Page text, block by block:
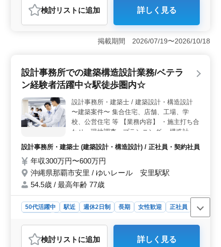
おすすめポイント
＜構造設計業務の特徴＞ 経験豊富なベテランの方々が
活躍している環境で、構造設計業務に従事していただけ
ます。1級建築士の方は優遇され、完全週休2日制で働き
やすい環境です。 ＜業務内容と特色＞ 公園、運動
調査、プランニング、構造計算、設計監理まで幅広い業
務を行います。CAD操作も行います。 ＜応募条件と
待遇＞ 2級建築士以上の資格をお持ちで、建築設計業務
経験が6年以上ある方を求めています。CAD経験者は歓迎
されます。年収は300万円から600万円で、通勤手当や福
利厚生も充実しています。
検討リスト に追加 詳しく見る
掲載期間 2026/07/19〜2026/10/18
設計事務所での建築構造設計業務/ベテラ
ン経験者活躍中☆駅徒歩圏内☆
設計事務所・建築士 / 建築設計・構造設計
〜建築案件〜 集合住宅、店舗、工場、学
校、公営住宅 等 【業務内容】 ・施主打ち合
わせ、現地調査、プランニング ・構造計
作成、施工会社選定、設計監理 等 ・CAD操
作あり 【備考】 ・作業着支給 ・交通費支給
・資格手当支給 ・駅徒歩圏内 ・週休2日制
◯女性の方も歓迎 ◯年齢よりも経験のある
せください♪
設計事務所・建築士 (建築設計・構造設計) / 正社員・契約社員
年収300万円〜600万円
沖縄県那覇市安里 / ゆいレール 安里駅駅
54.5歳 / 最高年齢 77歳
50代活躍中 駅近 週休2日制 長期 女性歓迎
正社員
おすすめポイント
検討リスト に追加 詳しく見る